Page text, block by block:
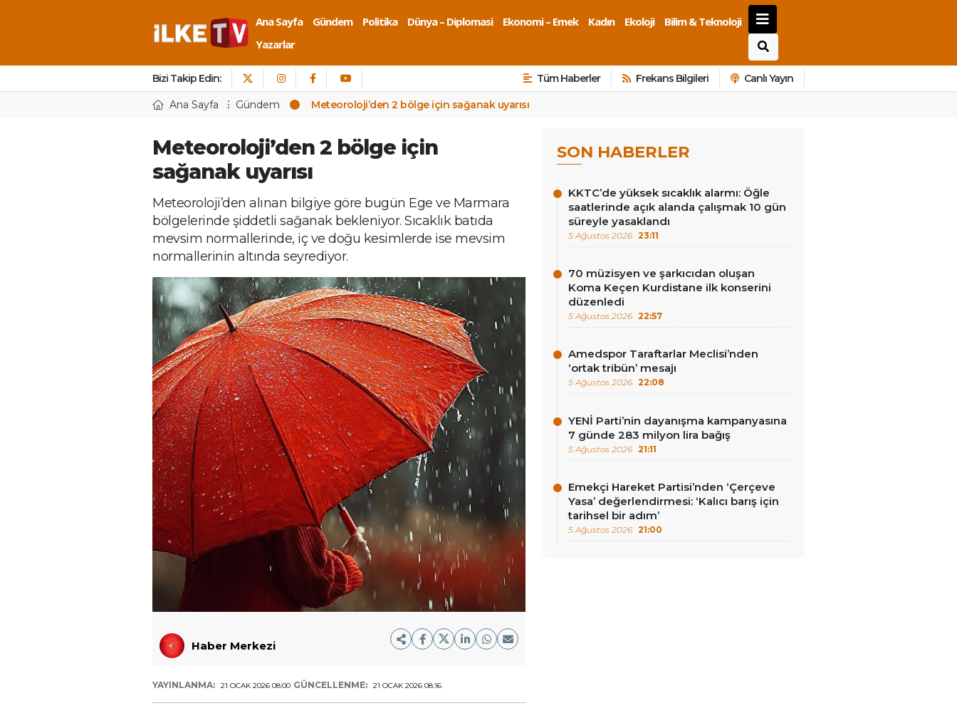
Ana Sayfa Gündem Politika Dünya – Diplomasi Ekonomi – Emek Kadın Ekoloji
Bilim & Teknoloji
Yazarlar
Bizi Takip Edin: Tüm Haberler Frekans Bilgileri Canlı Yayın
Ana Sayfa Gündem Meteoroloji’den 2 bölge için sağanak uyarısı
Meteoroloji’den 2 bölge için
sağanak uyarısı
Meteoroloji’den alınan bilgiye göre bugün Ege ve Marmara
bölgelerinde şiddetli sağanak bekleniyor. Sıcaklık batıda
mevsim normallerinde, iç ve doğu kesimlerde ise mevsim
normallerinin altında seyrediyor.
Haber Merkezi
YAYINLANMA: 21 OCAK 2026 08:00 GÜNCELLENME: 21 OCAK 2026 08:16
SON HABERLER
KKTC’de yüksek sıcaklık alarmı: Öğle
saatlerinde açık alanda çalışmak 10 gün
süreyle yasaklandı
5 Ağustos 2026 23:11
70 müzisyen ve şarkıcıdan oluşan
Koma Keçen Kurdistane ilk konserini
düzenledi
5 Ağustos 2026 22:57
Amedspor Taraftarlar Meclisi’nden
‘ortak tribün’ mesajı
5 Ağustos 2026 22:08
YENİ Parti’nin dayanışma kampanyasına
7 günde 283 milyon lira bağış
5 Ağustos 2026 21:11
Emekçi Hareket Partisi’nden ‘Çerçeve
Yasa’ değerlendirmesi: ‘Kalıcı barış için
tarihsel bir adım’
5 Ağustos 2026 21:00